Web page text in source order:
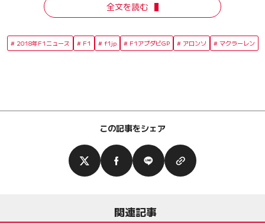
全文を読む
2018年F1ニュース F1 f1jp F1アブダビGP アロンソ マクラーレン
この記事をシェア
関連記事